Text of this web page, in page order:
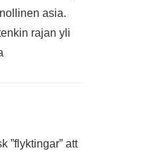
asia.
rajan yli
”flyktingar” att